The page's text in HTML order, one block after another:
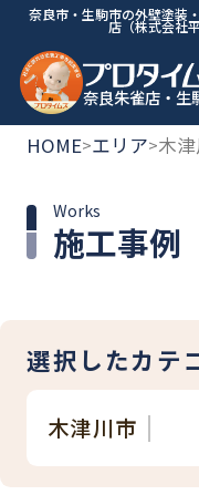
奈良市・生駒市の外壁塗装
店（株式会社
奈良朱雀店・生
HOME>エリア>木
施工事例
Works
選択したカテ
木津川市